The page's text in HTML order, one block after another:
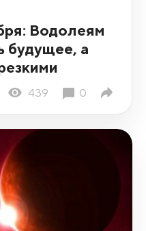
Водолеям
будущее, а
439 0